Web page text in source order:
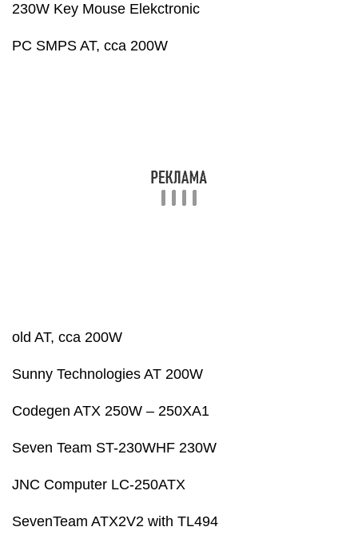
230W Key Mouse Elekctronic
PC SMPS AT, cca 200W
Seven Team ST-230WHF 230W
PowerMaster LP-8, 230W
SevenTeam ST-200HRK 200W
Green Tech MAV-300W-P4
DTK-PTP-2038 200W ATX
Codegen Atx 300W
ATX LWT2005 china, KA7500B